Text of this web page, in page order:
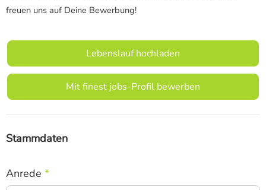
freuen uns auf Deine Bewerbung!
Lebenslauf hochladen
Mit finest jobs-Profil bewerben
Stammdaten
Anrede *